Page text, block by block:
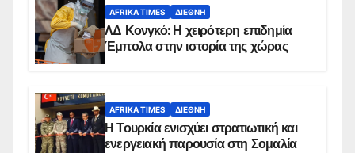
AFRIKA TIMES ΔΙΕΘΝΉ
ΛΔ Κονγκό: Η χειρότερη επιδημία
Έμπολα στην ιστορία της χώρας
AFRIKA TIMES ΔΙΕΘΝΉ
Η Τουρκία ενισχύει στρατιωτική και
ενεργειακή παρουσία στη Σομαλία